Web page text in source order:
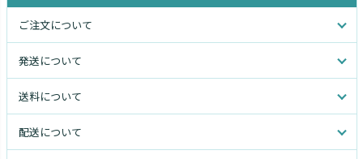
ご注文について
発送について
送料について
配送について